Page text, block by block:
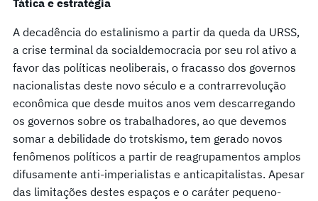
A decadência do estalinismo a partir da queda da URSS,
a crise terminal da socialdemocracia por seu rol ativo a
favor das políticas neoliberais, o fracasso dos governos
nacionalistas deste novo século e a contrarrevolução
econômica que desde muitos anos vem descarregando
os governos sobre os trabalhadores, ao que devemos
somar a debilidade do trotskismo, tem gerado novos
fenômenos políticos a partir de reagrupamentos amplos
difusamente anti-imperialistas e anticapitalistas. Apesar
das limitações destes espaços e o caráter pequeno-